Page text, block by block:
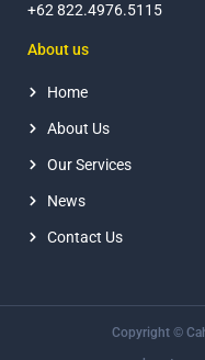
+62 822.4976.5115
About us
Home
About Us
Our Services
News
Contact Us
Copyright ©